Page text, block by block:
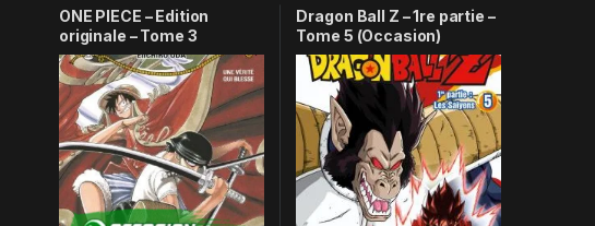
ONE PIECE – Edition
originale – Tome 3
Dragon Ball Z – 1re partie –
Tome 5 (Occasion)